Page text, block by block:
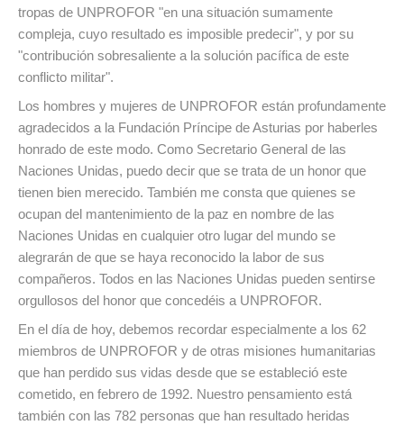
tropas de UNPROFOR "en una situación sumamente
compleja, cuyo resultado es imposible predecir", y por su
"contribución sobresaliente a la solución pacífica de este
conflicto militar".
Los hombres y mujeres de UNPROFOR están profundamente
agradecidos a la Fundación Príncipe de Asturias por haberles
honrado de este modo. Como Secretario General de las
Naciones Unidas, puedo decir que se trata de un honor que
tienen bien merecido. También me consta que quienes se
ocupan del mantenimiento de la paz en nombre de las
Naciones Unidas en cualquier otro lugar del mundo se
alegrarán de que se haya reconocido la labor de sus
compañeros. Todos en las Naciones Unidas pueden sentirse
orgullosos del honor que concedéis a UNPROFOR.
En el día de hoy, debemos recordar especialmente a los 62
miembros de UNPROFOR y de otras misiones humanitarias
que han perdido sus vidas desde que se estableció este
cometido, en febrero de 1992. Nuestro pensamiento está
también con las 782 personas que han resultado heridas